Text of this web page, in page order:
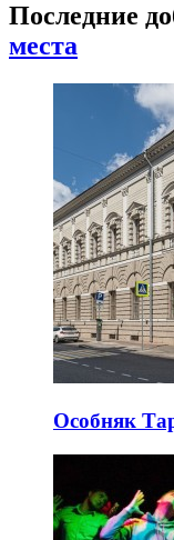
Последние
места
Особняк